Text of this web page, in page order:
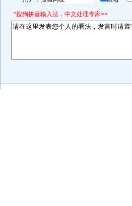
*搜狗拼音输入法，中文处理专家>>